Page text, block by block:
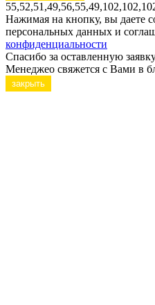
Нажимая на кнопку, вы даете
персональных данных и
конфиденциальности
Спасибо за оставленную
Менеджео свяжется с Вами в
закрыть